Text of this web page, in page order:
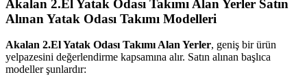
Akalan 2.El Yatak Odası Takımı Alan Yerler Satın
Alınan Yatak Odası Takımı Modelleri
Akalan 2.El Yatak Odası Takımı Alan Yerler, geniş bir ürün
yelpazesini değerlendirme kapsamına alır. Satın alınan başlıca
modeller şunlardır: